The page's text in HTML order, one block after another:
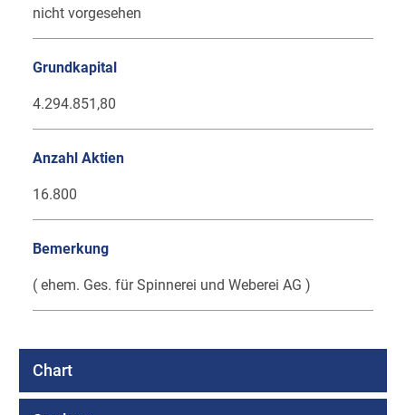
nicht vorgesehen
Grundkapital
4.294.851,80
Anzahl Aktien
16.800
Bemerkung
( ehem. Ges. für Spinnerei und Weberei AG )
Chart